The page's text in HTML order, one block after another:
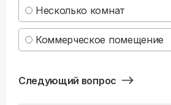
Несколько комнат
Коммерческое помещение
Следующий вопрос